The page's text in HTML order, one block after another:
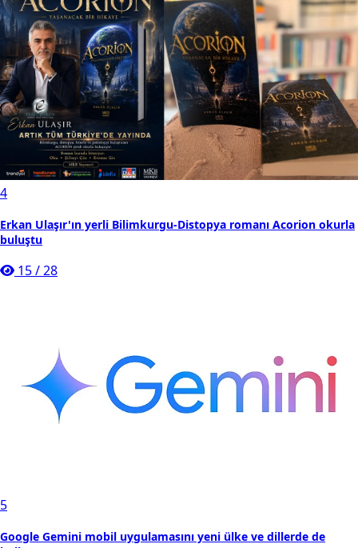
4
Erkan Ulaşır'ın yerli Bilimkurgu-Distopya romanı Acorion okurla
buluştu
15/28
5
Google Gemini mobil uygulamasını yeni ülke ve dillerde de